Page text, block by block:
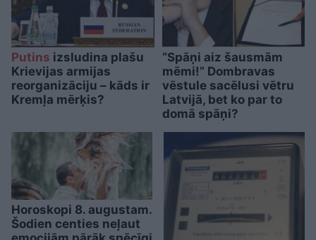
Putins izsludina plašu
Krievijas armijas
reorganizāciju – kāds ir
Kremļa mērķis?
“Spāņi aiz šausmām
mēmi!” Dombravas
vēstule sacēlusi vētru
Latvijā, bet ko par to
domā spāņi?
Horoskopi 8. augustam.
Šodien centies neļaut